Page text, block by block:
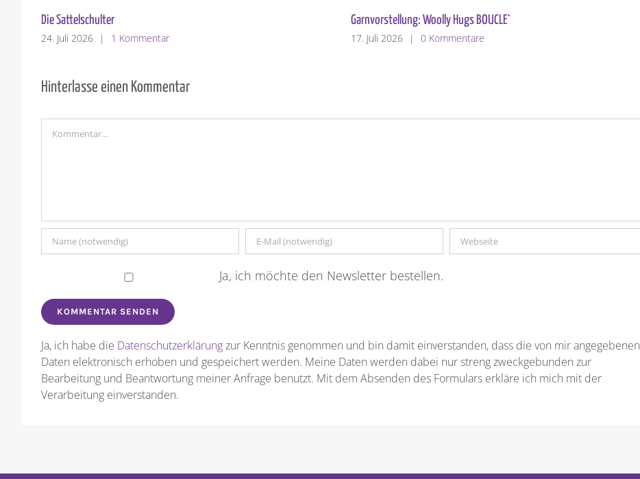
Die Sattelschulter
24. Juli 2026
| 1 Kommentar
Garnvorstellung: Woolly Hugs BOUCLE`
17. Juli 2026
| 0 Kommentare
Hinterlasse einen Kommentar
Kommentar
Ja, ich möchte den Newsletter bestellen.
Ja, ich habe die Datenschutzerklärungzur Kenntnis genommen und bin damit einverstanden, dass die von mir angegebenen
Daten elektronisch erhoben und gespeichert werden. Meine Daten werden dabei nur streng zweckgebunden zur
Bearbeitung und Beantwortung meiner Anfrage benutzt. Mit dem Absenden des Formulars erkläre ich mich mit der
Verarbeitung einverstanden.